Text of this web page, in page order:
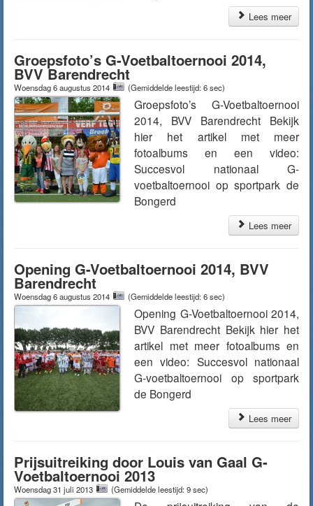
Lees meer
Groepsfoto’s G-Voetbaltoernooi 2014,
BVV Barendrecht
Woensdag 6 augustus 2014 (Gemiddelde leestijd: 6 sec)
Groepsfoto’s G-Voetbaltoernooi
2014, BVV Barendrecht Bekijk
hier het artikel met meer
fotoalbums en een video:
Succesvol nationaal G-
voetbaltoernooi op sportpark de
Bongerd
Lees meer
Opening G-Voetbaltoernooi 2014, BVV
Barendrecht
Woensdag 6 augustus 2014 (Gemiddelde leestijd: 6 sec)
Opening G-Voetbaltoernooi 2014,
BVV Barendrecht Bekijk hier het
artikel met meer fotoalbums en
een video: Succesvol nationaal
G-voetbaltoernooi op sportpark
de Bongerd
Lees meer
Prijsuitreiking door Louis van Gaal G-
Voetbaltoernooi 2013
Woensdag 31 juli 2013 (Gemiddelde leestijd: 9 sec)